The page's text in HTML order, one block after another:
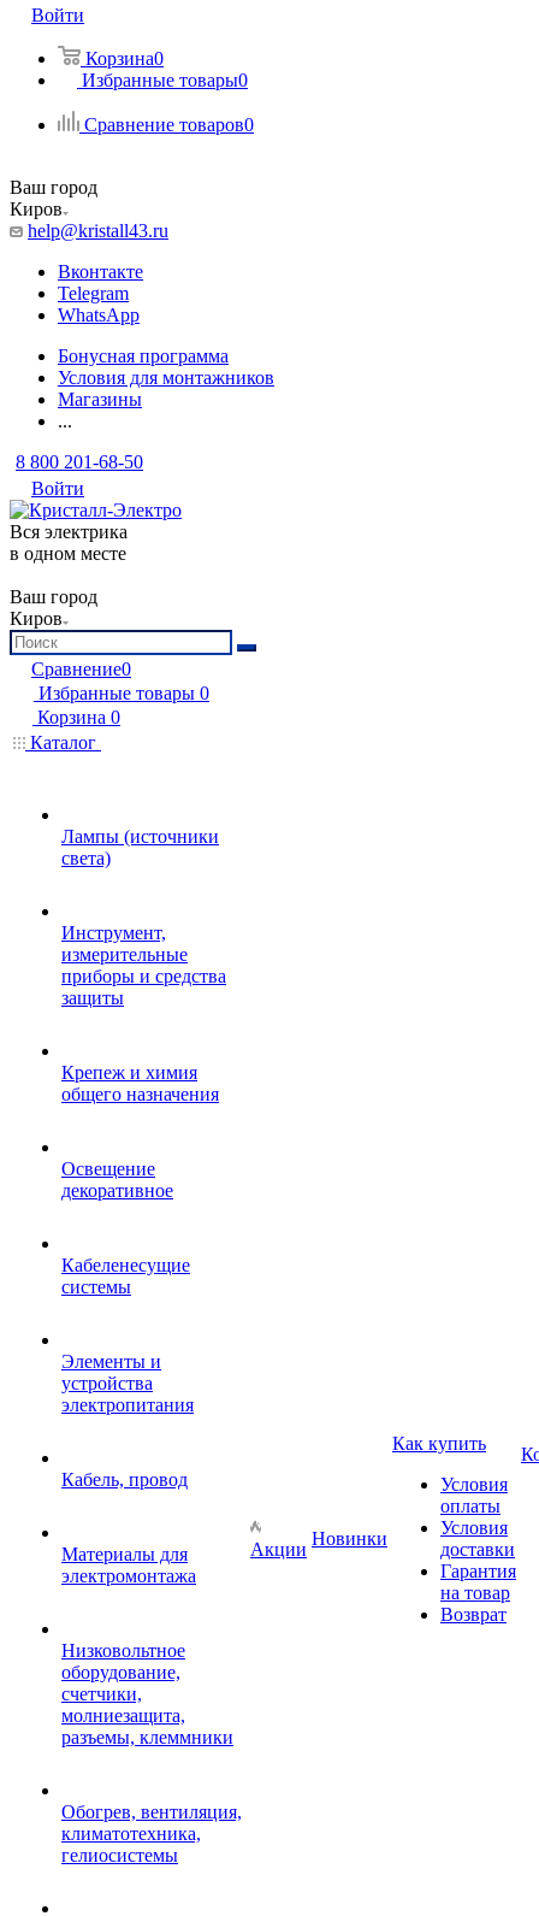
Войти
Корзина0
Избранные товары0
Сравнение товаров0
Ваш город
Киров
help@kristall43.ru
Вконтакте
Telegram
WhatsApp
Бонусная программа
Условия для монтажников
Магазины
...
8 800 201-68-50
Войти
Вся электрика
в одном месте
Ваш город
Киров
Сравнение0
Избранные товары 0
Корзина 0
Каталог
Лампы (источники
света)
Инструмент,
измерительные
приборы и средства
защиты
Крепеж и химия
общего назначения
Освещение
декоративное
Кабеленесущие
системы
Элементы и
устройства
электропитания
Кабель, провод
Материалы для
электромонтажа
Низковольтное
оборудование,
счетчики,
молниезащита,
разъемы, клеммники
Обогрев, вентиляция,
климатотехника,
гелиосистемы
Акции
Новинки
Как купить
Условия
оплаты
Условия
доставки
Гарантия
на товар
Возврат